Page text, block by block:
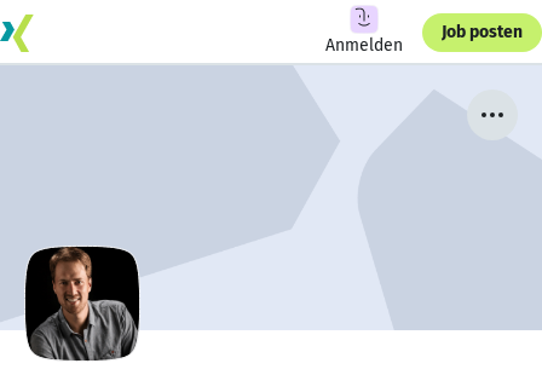
Anmelden
Job posten